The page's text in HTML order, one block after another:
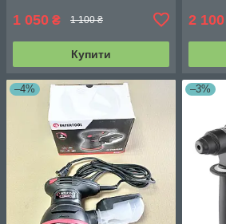
1 050 ₴ 1 100 ₴
Купити
2 100
–4% –3%